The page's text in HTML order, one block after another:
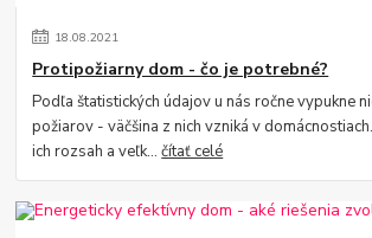
18.08.2021
Protipožiarny dom - čo je potrebné?
Podľa štatistických údajov u nás ročne vypukne
požiarov - väčšina z nich vzniká v
ich rozsah a veľk...čítať celé